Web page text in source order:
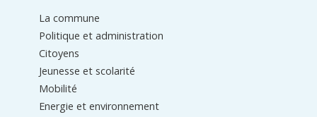
La commune
Politique et administration
Citoyens
Jeunesse et scolarité
Mobilité
Energie et environnement